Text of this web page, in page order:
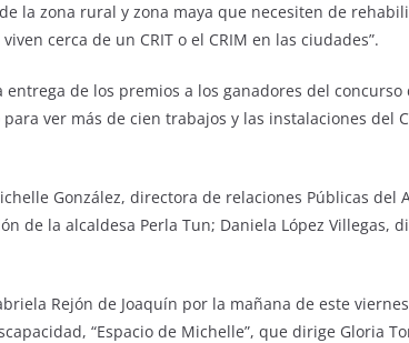
la zona rural y zona maya que necesiten de
cerca de un CRIT o el CRIM en las ciudades”.
entrega de los premios a los ganadores del
ver más de cien trabajos y las instalaciones del
González, directora de relaciones Públicas del
de la alcaldesa Perla Tun; Daniela López Villegas,
Rejón de Joaquín por la mañana de este
“Espacio de Michelle”, que dirige Gloria